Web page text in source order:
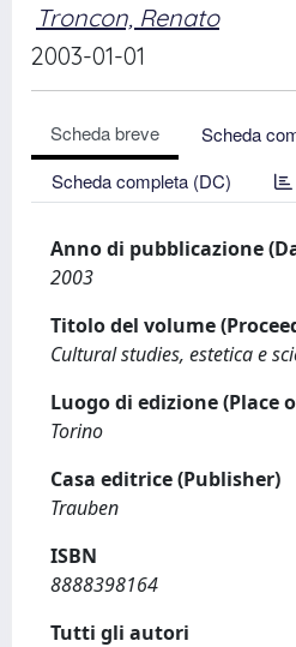
Troncon, Renato
2003-01-01
Scheda breve
Scheda
Scheda completa (DC)
Anno di pubblicazione
2003
Titolo del volume
Cultural studies, estetica e
Luogo di edizione (Place
Torino
Casa editrice (Publisher)
Trauben
ISBN
8888398164
Tutti gli autori